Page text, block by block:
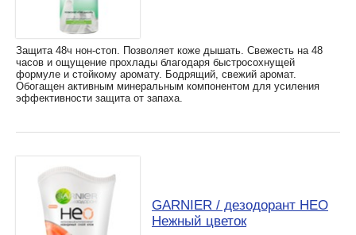
Защита 48ч нон-стоп. Позволяет коже дышать. Свежесть на 48
часов и ощущение прохлады благодаря быстросохнущей
формуле и стойкому аромату. Бодрящий, свежий аромат.
Обогащен активным минеральным компонентом для усиления
эффективности защита от запаха.
GARNIER / дезодорант HЕО
Нежный цветок